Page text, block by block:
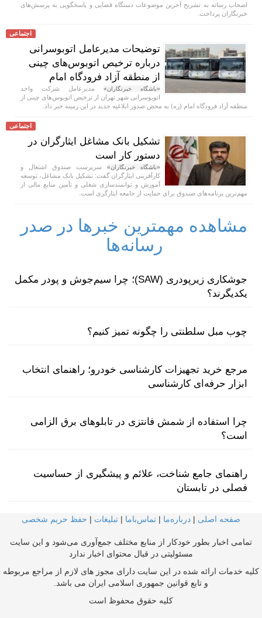
اصحاب رسانه به تشریح آخرین موضوعات دستگاه قضایی و پاسخگویی به پرسش‌های
خبرنگاران پرداخت.
اجتماعی
توضیحات مدیرعامل اتوبوسرانی
درباره ترخیص اتوبوس‌های چینی
از منطقه آزاد فرودگاه امام
«باشگاه خبرنگاران» مدیرعامل شرکت واحد
اتوبوسرانی شهر تهران از ترخیص اتوبوس‌های چینی از
منطقه آزاد فرودگاه امام (ره) به محض صدور ابلاغیه جدید در این زمینه خبر داد.
اجتماعی
تشکیل بانک مشاغل ایثارگران در
دستور کار است
«باشگاه خبرنگاران» سرپرست صندوق اشتغال و
کارآفرینی ایثارگران گفت: تشکیل بانک مشاغل، توسعه
آموزش و توانمندسازی شغلی و تأمین منابع مالی از
مهم‌ترین برنامه‌های صندوق برای حمایت از جامعه ایثارگری است.
مشاهده مهمترین خبرها در صدر
رسانه‌ها
جوشکاری زیرپودری (SAW)؛ چرا سیم‌جوش و پودر مکمل
یکدیگرند؟
چوب مبل سلطنتی را چگونه تمیز کنیم؟
مرجع خرید تجهیزات کارشناسی خودرو؛ راهنمای انتخاب
ابزار حرفه‌ای کارشناسی
چرا استفاده از شمش فانتزی در تابلوهای برق الزامی
است؟
راهنمای جامع شناخت، علائم و پیشگیری از حساسیت
فصلی در تابستان
صفحه اصلی | درباره‌ما | تماس‌با‌ما | تبلیغات | حفظ حریم شخصی
تمامی اخبار بطور خودکار از منابع مختلف جمع‌آوری می‌شود و این سایت
مسئولیتی در قبال محتوای اخبار ندارد
کلیه خدمات ارائه شده در این سایت دارای مجوز های لازم از مراجع مربوطه
و تابع قوانین جمهوری اسلامی ایران می باشد.
کلیه حقوق محفوظ است